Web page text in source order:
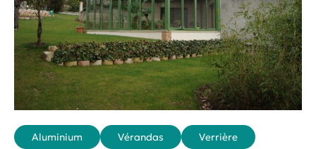
Aluminium Vérandas Verrière